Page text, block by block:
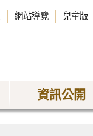
網站導覽 兒童版
資訊公開